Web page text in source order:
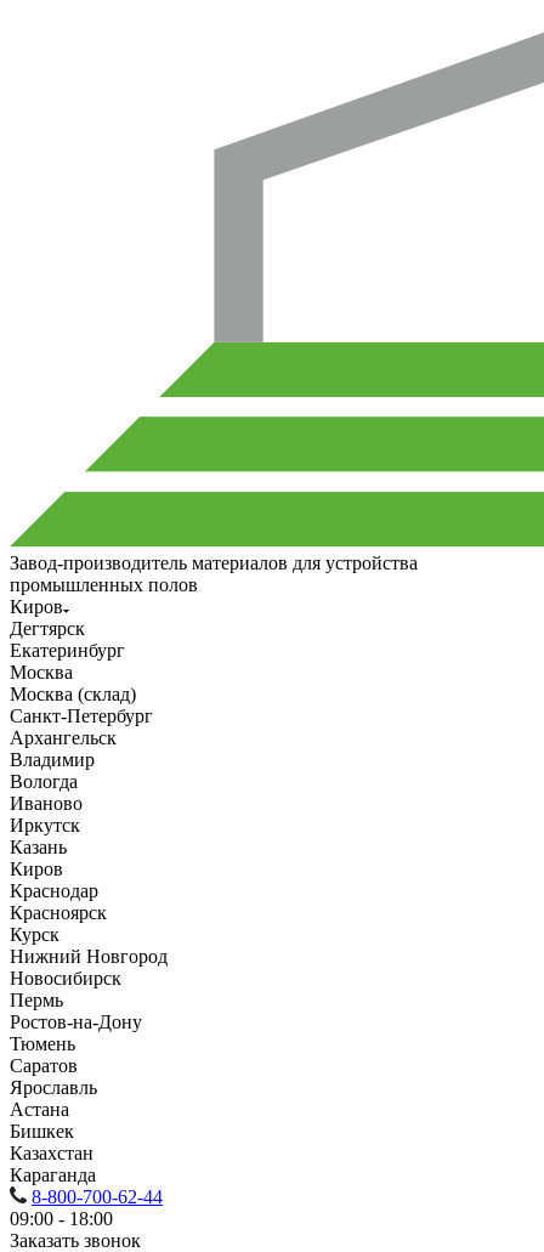
Завод-производитель материалов для устройства
промышленных полов
Киров
Дегтярск
Екатеринбург
Москва
Москва (склад)
Санкт-Петербург
Архангельск
Владимир
Вологда
Иваново
Иркутск
Казань
Киров
Краснодар
Красноярск
Курск
Нижний Новгород
Новосибирск
Пермь
Ростов-на-Дону
Тюмень
Саратов
Ярославль
Астана
Бишкек
Казахстан
Караганда
8-800-700-62-44
09:00 - 18:00
Заказать звонок